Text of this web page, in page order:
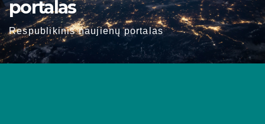
portalas
Respublikinis naujienų portalas